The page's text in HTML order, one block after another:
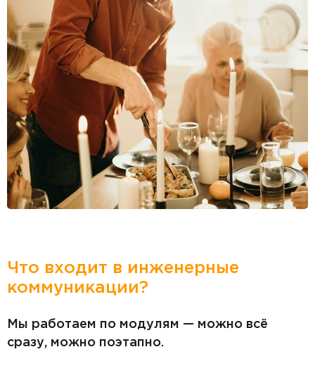
Что входит в инженерные
коммуникации?
Мы работаем по модулям — можно всё
сразу, можно поэтапно.